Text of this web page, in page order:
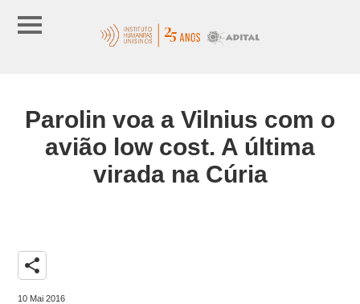
Parolin voa a Vilnius com o
avião low cost. A última
virada na Cúria
share
10 Mai 2016